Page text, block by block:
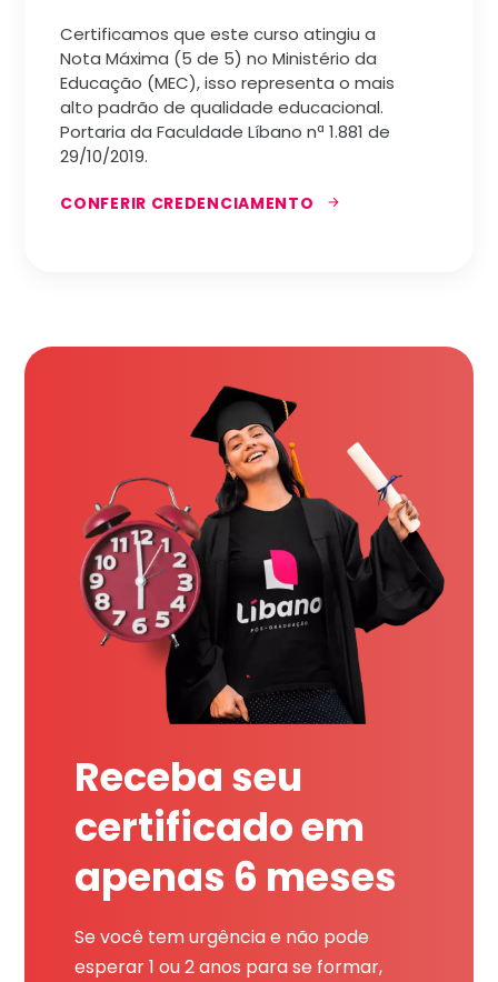
Certificamos que este curso atingiu a
Nota Máxima (5 de 5) no Ministério da
Educação (MEC), isso representa o mais
alto padrão de qualidade educacional.
Portaria da Faculdade Líbano nª 1.881 de
29/10/2019.
CONFERIR CREDENCIAMENTO
Receba seu
certificado em
apenas 6 meses
Se você tem urgência e não pode
esperar 1 ou 2 anos para se formar,